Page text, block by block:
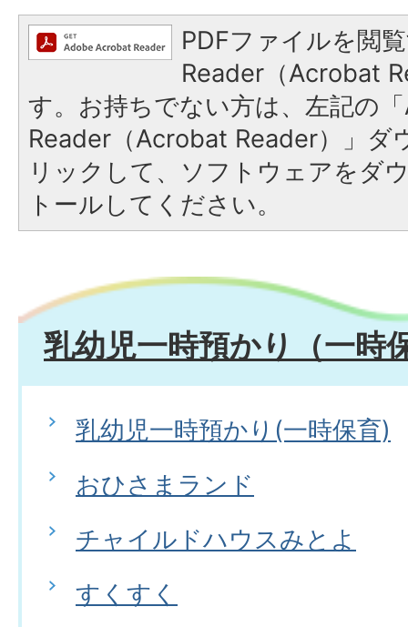
PDFファイルを閲
Reader（Acrobat
す。お持ちでない方は、左記の
Reader（Acrobat Reader）」ダ
リックして、ソフトウェアをダ
トールしてください。
乳幼児一時預かり（一時
乳幼児一時預かり(一時保育)
おひさまランド
チャイルドハウスみとよ
すくすく